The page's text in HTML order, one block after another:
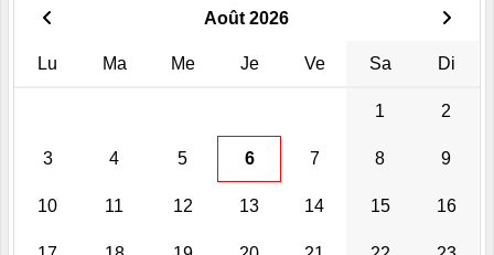
Août 2026
Lu Ma Me Je Ve Sa Di
1 2
3 4 5 6 7 8 9
10 11 12 13 14 15 16